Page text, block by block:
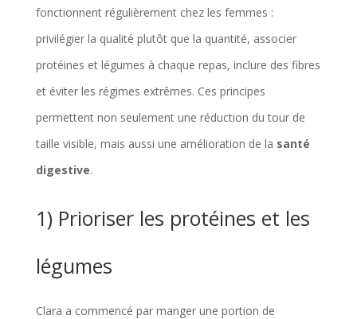
fonctionnent régulièrement chez les femmes :
privilégier la qualité plutôt que la quantité, associer
protéines et légumes à chaque repas, inclure des fibres
et éviter les régimes extrêmes. Ces principes
permettent non seulement une réduction du tour de
taille visible, mais aussi une amélioration de la santé
digestive.
1) Prioriser les protéines et les
légumes
Clara a commencé par manger une portion de